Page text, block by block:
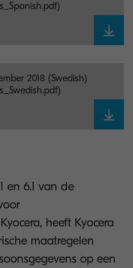
2018 (Swedish)
en 6.1 van de
heeft Kyocera
maatregelen
op een